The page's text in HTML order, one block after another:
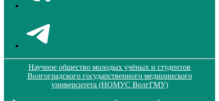
Научное общество молодых учёных и студентов
Волгоградского государственного медицинского
университета (НОМУС ВолгГМУ)